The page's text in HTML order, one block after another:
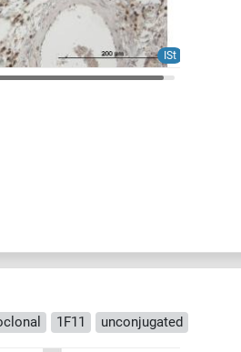
ISt
1F11 unconjugated